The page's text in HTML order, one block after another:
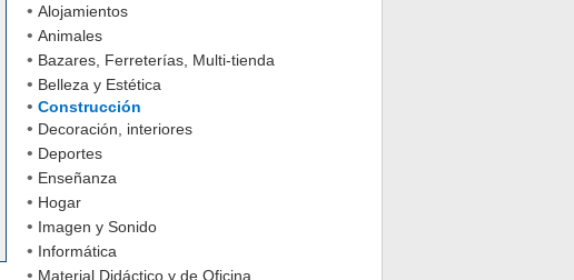
• Alojamientos
• Animales
• Bazares, Ferreterías, Multi-tienda
• Belleza y Estética
• Construcción
• Decoración, interiores
• Deportes
• Enseñanza
• Hogar
• Imagen y Sonido
• Informática
• Material Didáctico y de Oficina